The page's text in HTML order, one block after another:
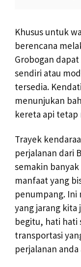
Khusus untuk
berencana
Grobogan
sendiri atau
tersedia.
menunjukan
kereta api
Trayek
perjalanan dari
semakin
manfaat yang
penumpang. Ini
yang jarang kita
begitu, hati hati
transportasi
perjalanan